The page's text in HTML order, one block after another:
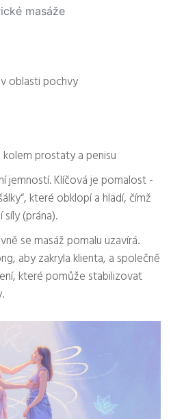
masáže
oblasti pochvy
prostaty a penisu
jemností. Klíčová je pomalost -
které obklopí a hladí, čímž
(prána).
se masáž pomalu uzavírá.
aby zakryla klienta, a společně
které pomůže stabilizovat